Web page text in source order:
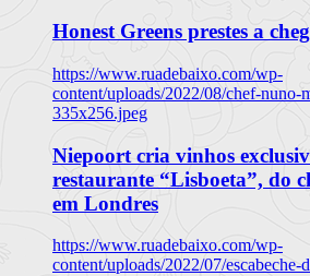
Honest Greens prestes a
https://www.ruadebaixo.com/wp-
content/uploads/2022/08/chef-nuno-
335x256.jpeg
Niepoort cria vinhos
restaurante “Lisboeta”, do
em Londres
https://www.ruadebaixo.com/wp-
content/uploads/2022/07/